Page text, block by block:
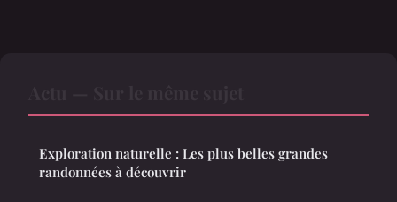
Exploration naturelle : Les plus belles grandes
randonnées à découvrir